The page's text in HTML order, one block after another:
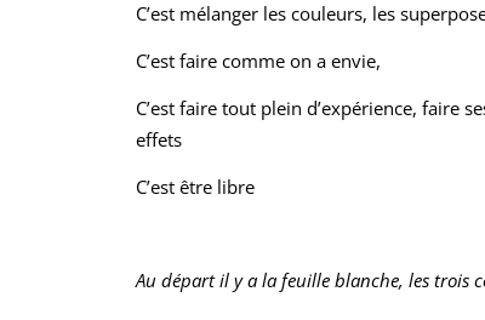
C’est mélanger les couleurs, les
C’est faire comme on a envie,
C’est faire tout plein d’expérience, faire
effets
C’est être libre
Au départ il y a la feuille blanche, les trois